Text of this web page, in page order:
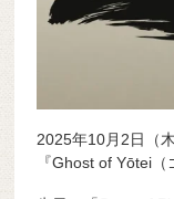
2025年10月2日（
『Ghost of Yōtei